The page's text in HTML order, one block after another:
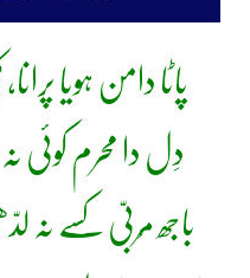
پاٹا دامن ہویا
دِل دا محرم کوئی نہ
باجھ مُربیّ کِسے نہ